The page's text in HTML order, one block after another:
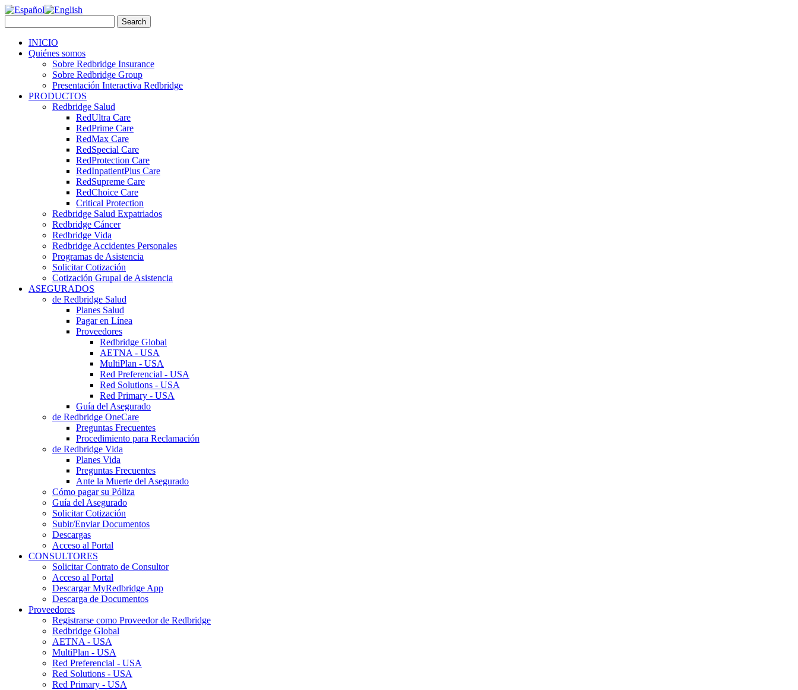
INICIO
Quiénes somos
Sobre Redbridge Insurance
Sobre Redbridge Group
Presentación Interactiva Redbridge
PRODUCTOS
Redbridge Salud
RedUltra Care
RedPrime Care
RedMax Care
RedSpecial Care
RedProtection Care
RedInpatientPlus Care
RedSupreme Care
RedChoice Care
Critical Protection
Redbridge Salud Expatriados
Redbridge Cáncer
Redbridge Vida
Redbridge Accidentes Personales
Programas de Asistencia
Solicitar Cotización
Cotización Grupal de Asistencia
ASEGURADOS
de Redbridge Salud
Planes Salud
Pagar en Línea
Proveedores
Redbridge Global
AETNA - USA
MultiPlan - USA
Red Preferencial - USA
Red Solutions - USA
Red Primary - USA
Guía del Asegurado
de Redbridge OneCare
Preguntas Frecuentes
Procedimiento para Reclamación
de Redbridge Vida
Planes Vida
Preguntas Frecuentes
Ante la Muerte del Asegurado
Cómo pagar su Póliza
Guía del Asegurado
Solicitar Cotización
Subir/Enviar Documentos
Descargas
Acceso al Portal
CONSULTORES
Solicitar Contrato de Consultor
Acceso al Portal
Descargar MyRedbridge App
Descarga de Documentos
Proveedores
Registrarse como Proveedor de Redbridge
Redbridge Global
AETNA - USA
MultiPlan - USA
Red Preferencial - USA
Red Solutions - USA
Red Primary - USA